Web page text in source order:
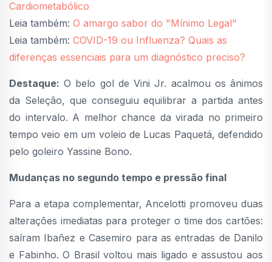
Cardiometabólico
Leia também: O amargo sabor do "Mínimo Legal"
Leia também: COVID-19 ou Influenza? Quais as
diferenças essenciais para um diagnóstico preciso?
Destaque: O belo gol de Vini Jr. acalmou os ânimos
da Seleção, que conseguiu equilibrar a partida antes
do intervalo. A melhor chance da virada no primeiro
tempo veio em um voleio de Lucas Paquetá, defendido
pelo goleiro Yassine Bono.
Mudanças no segundo tempo e pressão final
Para a etapa complementar, Ancelotti promoveu duas
alterações imediatas para proteger o time dos cartões:
saíram Ibañez e Casemiro para as entradas de Danilo
e Fabinho. O Brasil voltou mais ligado e assustou aos